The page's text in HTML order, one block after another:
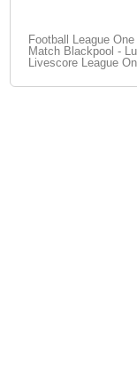
Football League One
Match Blackpool -
Livescore League